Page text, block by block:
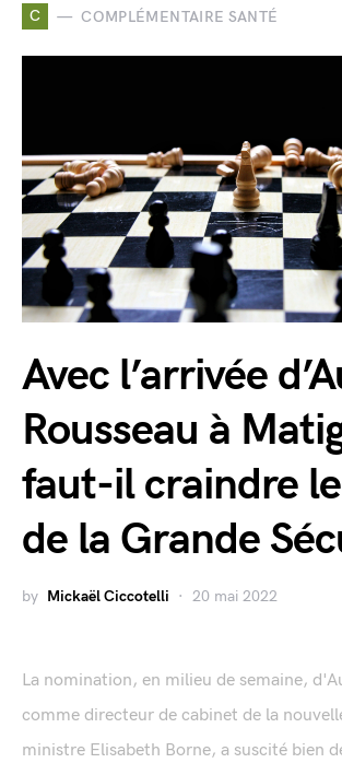
C COMPLÉMENTAIRE SANTÉ
Avec l’arrivée
Rousseau à
faut-il craindre
de la Grande
by Mickaël Ciccotelli 20 mai 2022
La nomination, en milieu de semaine,
comme directeur de cabinet de la
ministre Elisabeth Borne, a suscité bien